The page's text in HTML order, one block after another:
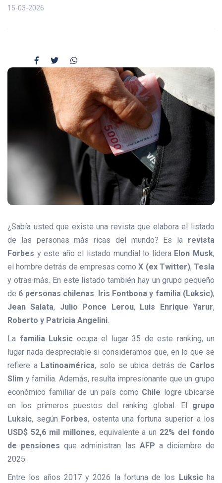
15-03-2026
¿Sabía usted que existe una revista que elabora el listado
de las personas más ricas del mundo? Es la revista
Forbes y este año el listado mundial lo lidera Elon Musk,
el hombre detrás de empresas comoX (ex Twitter),Tesla
y otras más. En este listado también hay un grupo pequeño
de 6 personas chilenas: Iris Fontbona y familia (Luksic),
Jean Salata, Julio Ponce Lerou, Luis Enrique Yarur,
Roberto y Patricia Angelini.
La familia Luksic ocupa el lugar 35 de este ranking, un
lugar nada despreciable si consideramos que, en lo que se
refiere a Latinoamérica, solo se ubica detrás de Carlos
Slim y familia. Además, resulta impresionante que un grupo
económico familiar de un país como Chile logre ubicarse
en los primeros puestos del ranking global. El grupo
Luksic, según Forbes, ostenta una fortuna superior a los
USD$ 52,6 mil millones, equivalente a un 22% del fondo
de pensiones que administran las AFP a diciembre de
2025.
Entre los años 2017 y 2026 la fortuna de los
Luksicha